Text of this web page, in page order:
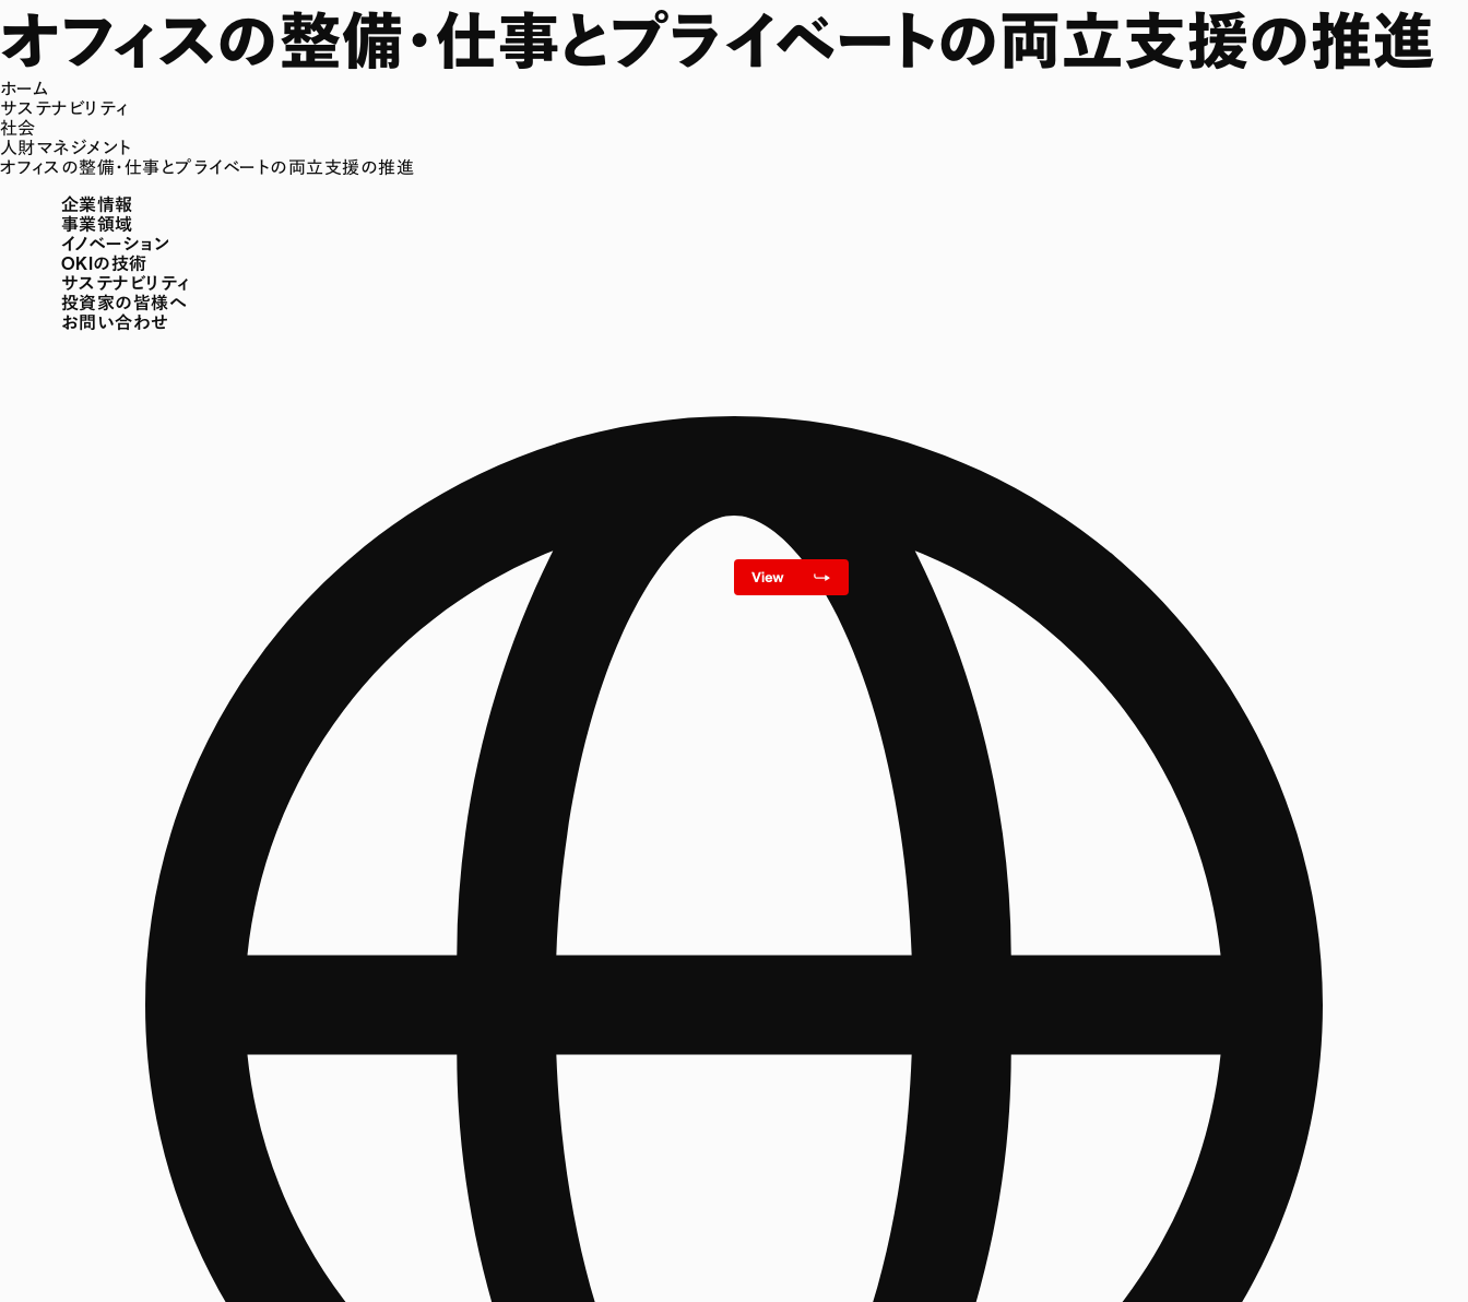
企業情報
事業領域
イノベーション
OKIの技術
サステナビリティ
投資家の皆様へ
お問い合わせ
オフィスの整備・仕事とプライベートの両立支援の推進
ホーム
サステナビリティ
社会
人財マネジメント
オフィスの整備・仕事とプライベートの両立支援の推進